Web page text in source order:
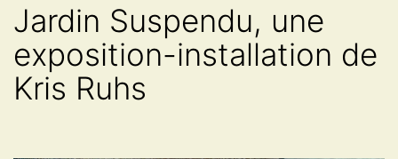
Jardin Suspendu, une
exposition-installation de
Kris Ruhs